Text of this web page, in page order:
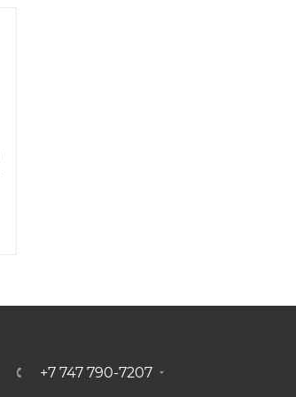
+7 747 790-7207